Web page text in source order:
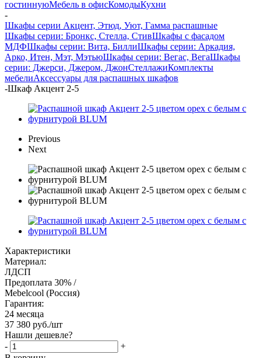
гостиннуюМебель в офисКомодыКухни
-
Шкафы серии Акцент, Этюд, Уют, Гамма распашные
Шкафы серии: Бронкс, Стелла, СтивШкафы с фасадом
МДФШкафы серии: Вита, БиллиШкафы серии: Аркадия,
Арко, Итен, Мэт, МэтьюШкафы серии: Вегас, ВегаШкафы
серии: Джерси, Джером, ДжонСтеллажиКомплекты
мебелиАксессуары для распашных шкафов
-Шкаф Акцент 2-5
Previous
Next
Характеристики
Материал:
ЛДСП
Предоплата 30% /
Mebelcool (Россия)
Гарантия:
24 месяца
37 380 руб./шт
Нашли дешевле?
-
+